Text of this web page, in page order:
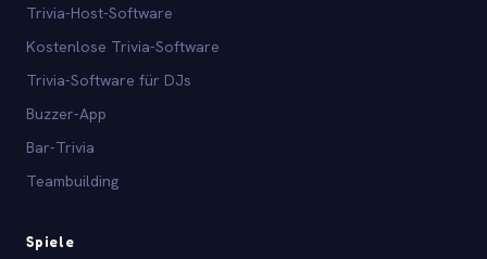
Trivia-Host-Software
Kostenlose Trivia-Software
Trivia-Software für DJs
Buzzer-App
Bar-Trivia
Teambuilding
Spiele